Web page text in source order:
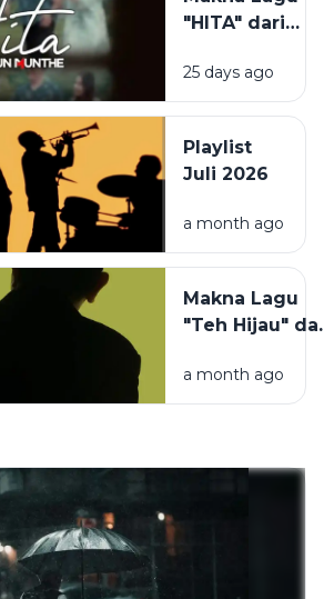
Hati
Sayang
dan
Orang Tua
untuk Anak
Perempuan
"HITA" dari
Kisah Cinta
yang Memilih
Kebersamaan
di Atas
Segalanya
25 days ago
Playlist
Juli 2026
a month ago
Makna Lagu
"Teh Hijau"
Menerima
Kehampaan
a month ago